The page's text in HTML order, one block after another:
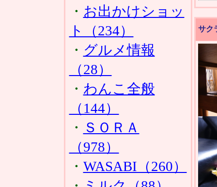
・ お出かけショッ
ト（234）
・ グルメ情報
（28）
・ わんこ全般
（144）
・ ＳＯＲＡ
（978）
・ WASABI（260）
サク